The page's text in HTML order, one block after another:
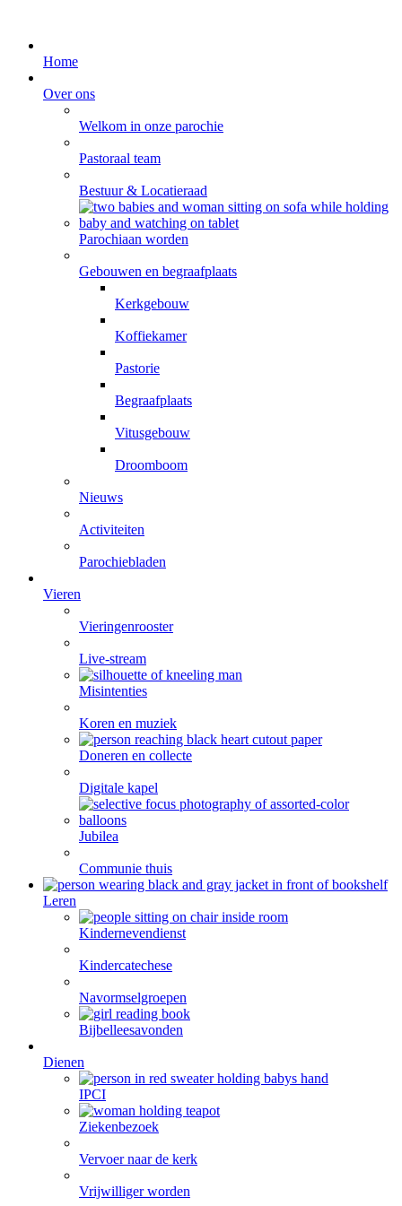
Home
Over ons
Welkom in onze parochie
Pastoraal team
Bestuur & Locatieraad
Parochiaan worden
Gebouwen en begraafplaats
Kerkgebouw
Koffiekamer
Pastorie
Begraafplaats
Vitusgebouw
Droomboom
Nieuws
Activiteiten
Parochiebladen
Vieren
Vieringenrooster
Live-stream
Misintenties
Koren en muziek
Doneren en collecte
Digitale kapel
Jubilea
Communie thuis
Leren
Kindernevendienst
Kindercatechese
Navormselgroepen
Bijbelleesavonden
Dienen
IPCI
Ziekenbezoek
Vervoer naar de kerk
Vrijwilliger worden